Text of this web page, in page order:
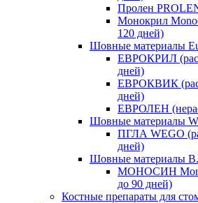
Пролен
Монокрил
120 дней)
Шовные материалы
ЕВРОКРИЛ
дней)
ЕВРОКВИК
дней)
ЕВРОЛЕН
Шовные материалы
ПГЛА WEGO
дней)
Шовные материалы
МОНОСИН
до 90 дней)
Костные препараты для